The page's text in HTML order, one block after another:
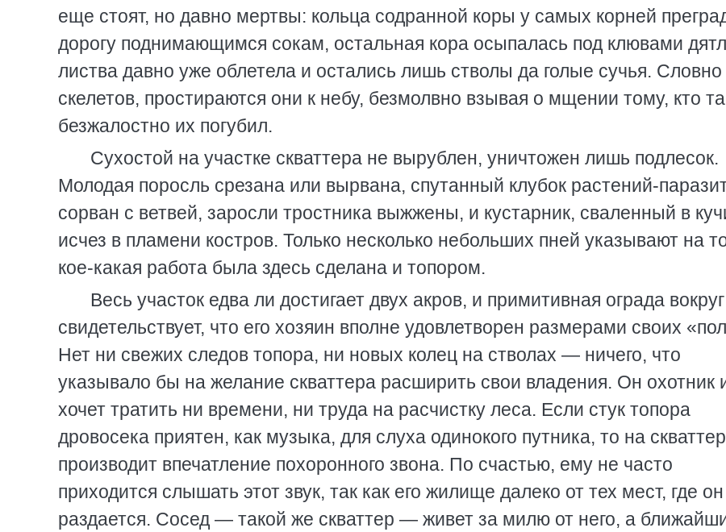
еще стоят, но давно мертвы: кольца содранной коры у самых корней
дорогу поднимающимся сокам, остальная кора осыпалась под клювами
листва давно уже облетела и остались лишь стволы да голые сучья. Словно
скелетов, простираются они к небу, безмолвно взывая о мщении тому, кто
безжалостно их погубил.
Сухостой на участке скваттера не вырублен, уничтожен лишь подлесок.
Молодая поросль срезана или вырвана, спутанный клубок растений-
сорван с ветвей, заросли тростника выжжены, и кустарник, сваленный в
исчез в пламени костров. Только несколько небольших пней указывают на
кое-какая работа была здесь сделана и топором.
Весь участок едва ли достигает двух акров, и примитивная ограда
свидетельствует, что его хозяин вполне удовлетворен размерами своих
Нет ни свежих следов топора, ни новых колец на стволах — ничего, что
указывало бы на желание скваттера расширить свои владения. Он охотник
хочет тратить ни времени, ни труда на расчистку леса. Если стук топора
дровосека приятен, как музыка, для слуха одинокого путника, то на
производит впечатление похоронного звона. По счастью, ему не часто
приходится слышать этот звук, так как его жилище далеко от тех мест, где он
раздается. Сосед — такой же скваттер — живет за милю от него, а